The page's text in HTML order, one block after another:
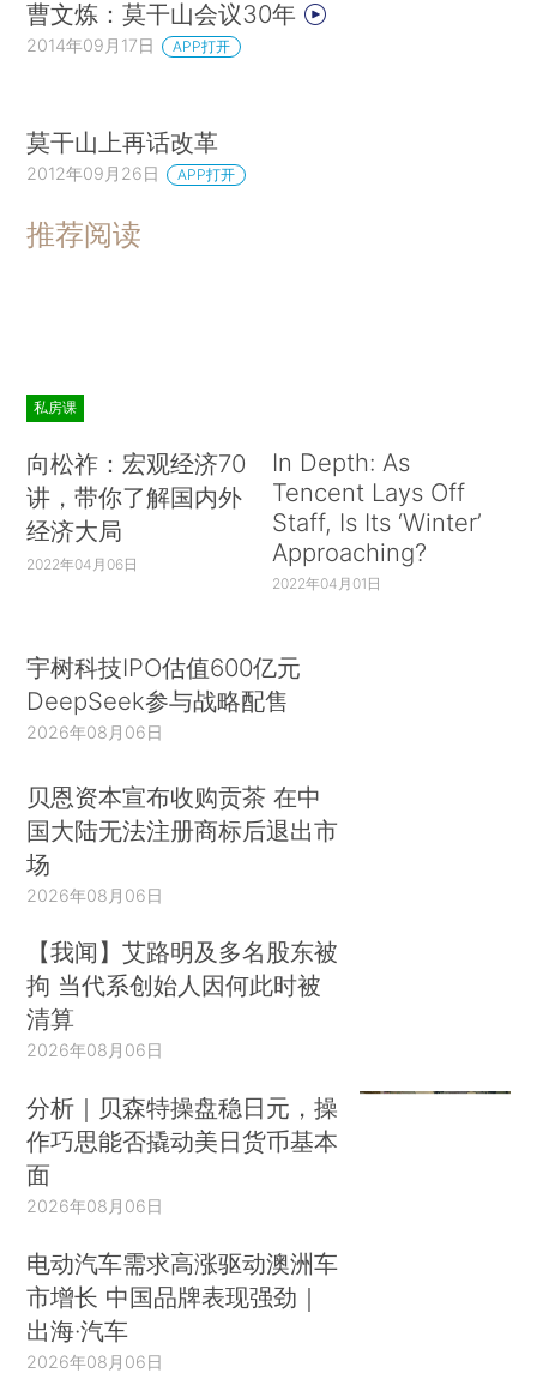
曹文炼：莫干山会议30年
2014年09月17日 APP打开
莫干山上再话改革
2012年09月26日 APP打开
推荐阅读
私房课
向松祚：宏观经济70
讲，带你了解国内外
经济大局
2022年04月06日
In Depth: As
Tencent Lays Off
Staff, Is Its ‘Winter’
Approaching?
2022年04月01日
宇树科技IPO估值600亿元
DeepSeek参与战略配售
2026年08月06日
贝恩资本宣布收购贡茶 在中
国大陆无法注册商标后退出市
场
2026年08月06日
【我闻】艾路明及多名股东被
拘 当代系创始人因何此时被
清算
2026年08月06日
分析｜贝森特操盘稳日元，操
作巧思能否撬动美日货币基本
面
2026年08月06日
电动汽车需求高涨驱动澳洲车
市增长 中国品牌表现强劲｜
出海·汽车
2026年08月06日